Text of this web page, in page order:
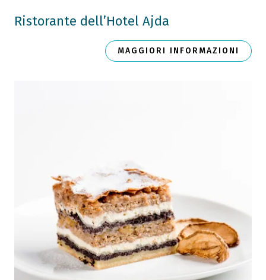
Ristorante dell’Hotel Ajda
MAGGIORI INFORMAZIONI